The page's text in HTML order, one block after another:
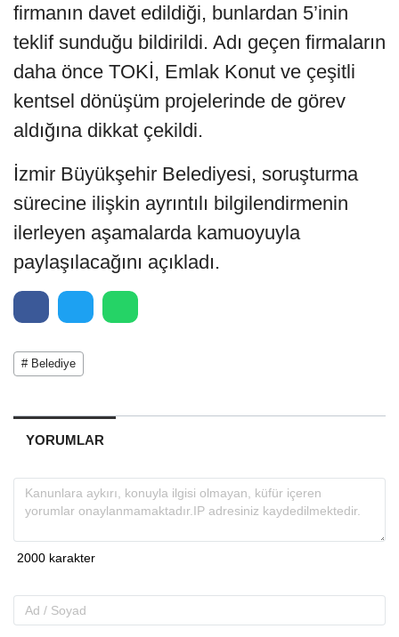
firmanın davet edildiği, bunlardan 5’inin
teklif sunduğu bildirildi. Adı geçen firmaların
daha önce TOKİ, Emlak Konut ve çeşitli
kentsel dönüşüm projelerinde de görev
aldığına dikkat çekildi.
İzmir Büyükşehir Belediyesi, soruşturma
sürecine ilişkin ayrıntılı bilgilendirmenin
ilerleyen aşamalarda kamuoyuyla
paylaşılacağını açıkladı.
# Belediye
YORUMLAR